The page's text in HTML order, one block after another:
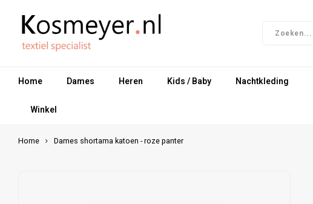
Home Dames Heren Kids / Baby Nachtkleding
Winkel
Home Dames shortama katoen - roze panter